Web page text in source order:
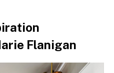
Flanigan